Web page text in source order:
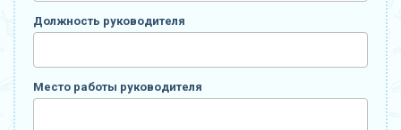
Должность руководителя
Место работы руководителя